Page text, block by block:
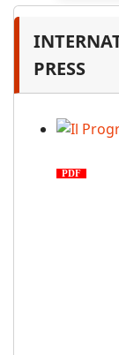
PRESS
PDF